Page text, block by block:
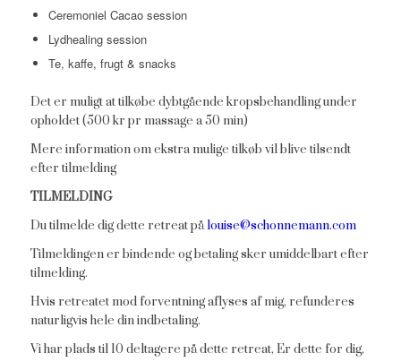
Ceremoniel Cacao session
Lydhealing session
Te, kaffe, frugt & snacks
Det er muligt at tilkøbe dybtgående kropsbehandling under
opholdet (500 kr pr massage a 50 min)
Mere information om ekstra mulige tilkøb vil blive tilsendt
efter tilmelding
TILMELDING
Du tilmelde dig dette retreat pålouise@schonnemann.com
Tilmeldingen er bindende og betaling sker umiddelbart efter
tilmelding.
Hvis retreatet mod forventning aflyses af mig, refunderes
naturligvis hele din indbetaling.
Vi har plads til 10 deltagere på dette retreat, Er dette for dig,